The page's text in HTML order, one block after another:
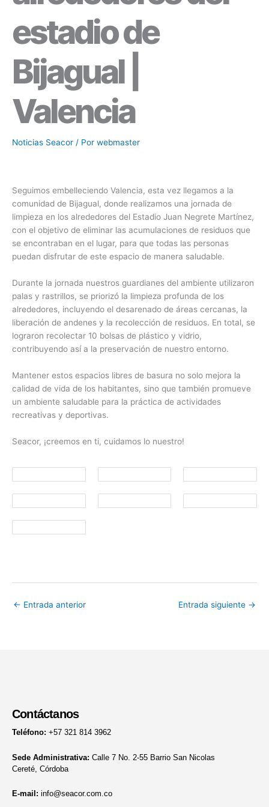
estadio de
Bijagual |
Valencia
Noticias Seacor / Por webmaster
Seguimos embelleciendo Valencia, esta vez llegamos a la
comunidad de Bijagual, donde realizamos una jornada de
limpieza en los alrededores del Estadio Juan Negrete Martínez,
con el objetivo de eliminar las acumulaciones de residuos que
se encontraban en el lugar, para que todas las personas
puedan disfrutar de este espacio de manera saludable.
Durante la jornada nuestros guardianes del ambiente utilizaron
palas y rastrillos, se priorizó la limpieza profunda de los
alrededores, incluyendo el desarenado de áreas cercanas, la
liberación de andenes y la recolección de residuos. En total, se
lograron recolectar 10 bolsas de plástico y vidrio,
contribuyendo así a la preservación de nuestro entorno.
Mantener estos espacios libres de basura no solo mejora la
calidad de vida de los habitantes, sino que también promueve
un ambiente saludable para la práctica de actividades
recreativas y deportivas.
Seacor, ¡creemos en ti, cuidamos lo nuestro!
← Entrada anterior Entrada siguiente →
Contáctanos
Teléfono: +57 321 814 3962
Sede Administrativa: Calle 7 No. 2-55 Barrio San Nicolas
Cereté, Córdoba
E-mail: info@seacor.com.co